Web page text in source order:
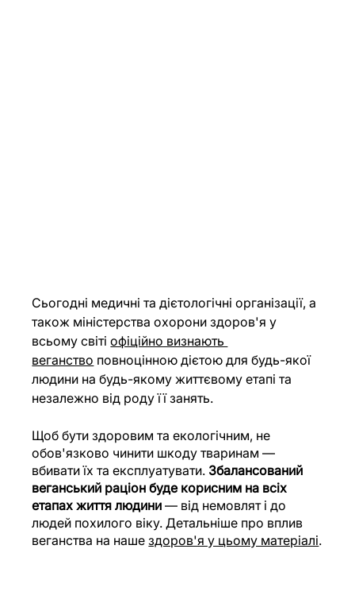
Сьогодні медичні та дієтологічні організації, а
також міністерства охорони здоров'я у
всьому світі офіційно визнають
веганство повноцінною дієтою для будь-якої
людини на будь-якому життєвому етапі та
незалежно від роду її занять.
Щоб бути здоровим та екологічним, не
обов'язково чинити шкоду тваринам —
вбивати їх та експлуатувати. Збалансований
веганський раціон буде корисним на всіх
етапах життя людини — від немовлят і до
людей похилого віку. Детальніше про вплив
веганства на наше здоров'я у цьому матеріалі.